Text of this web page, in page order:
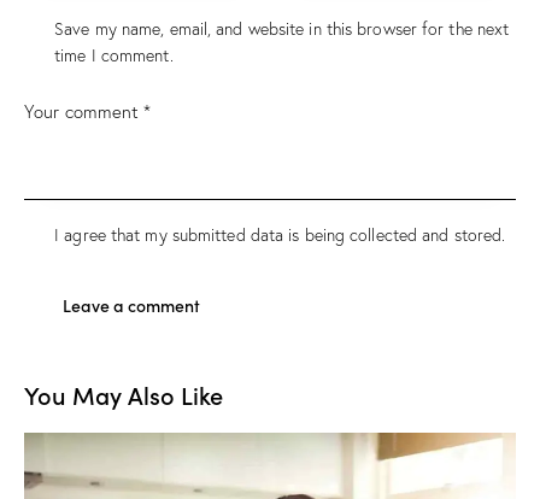
Save my name, email, and website in this browser for the next
time I comment.
I agree that my submitted data is beingcollected and stored.
You May Also Like